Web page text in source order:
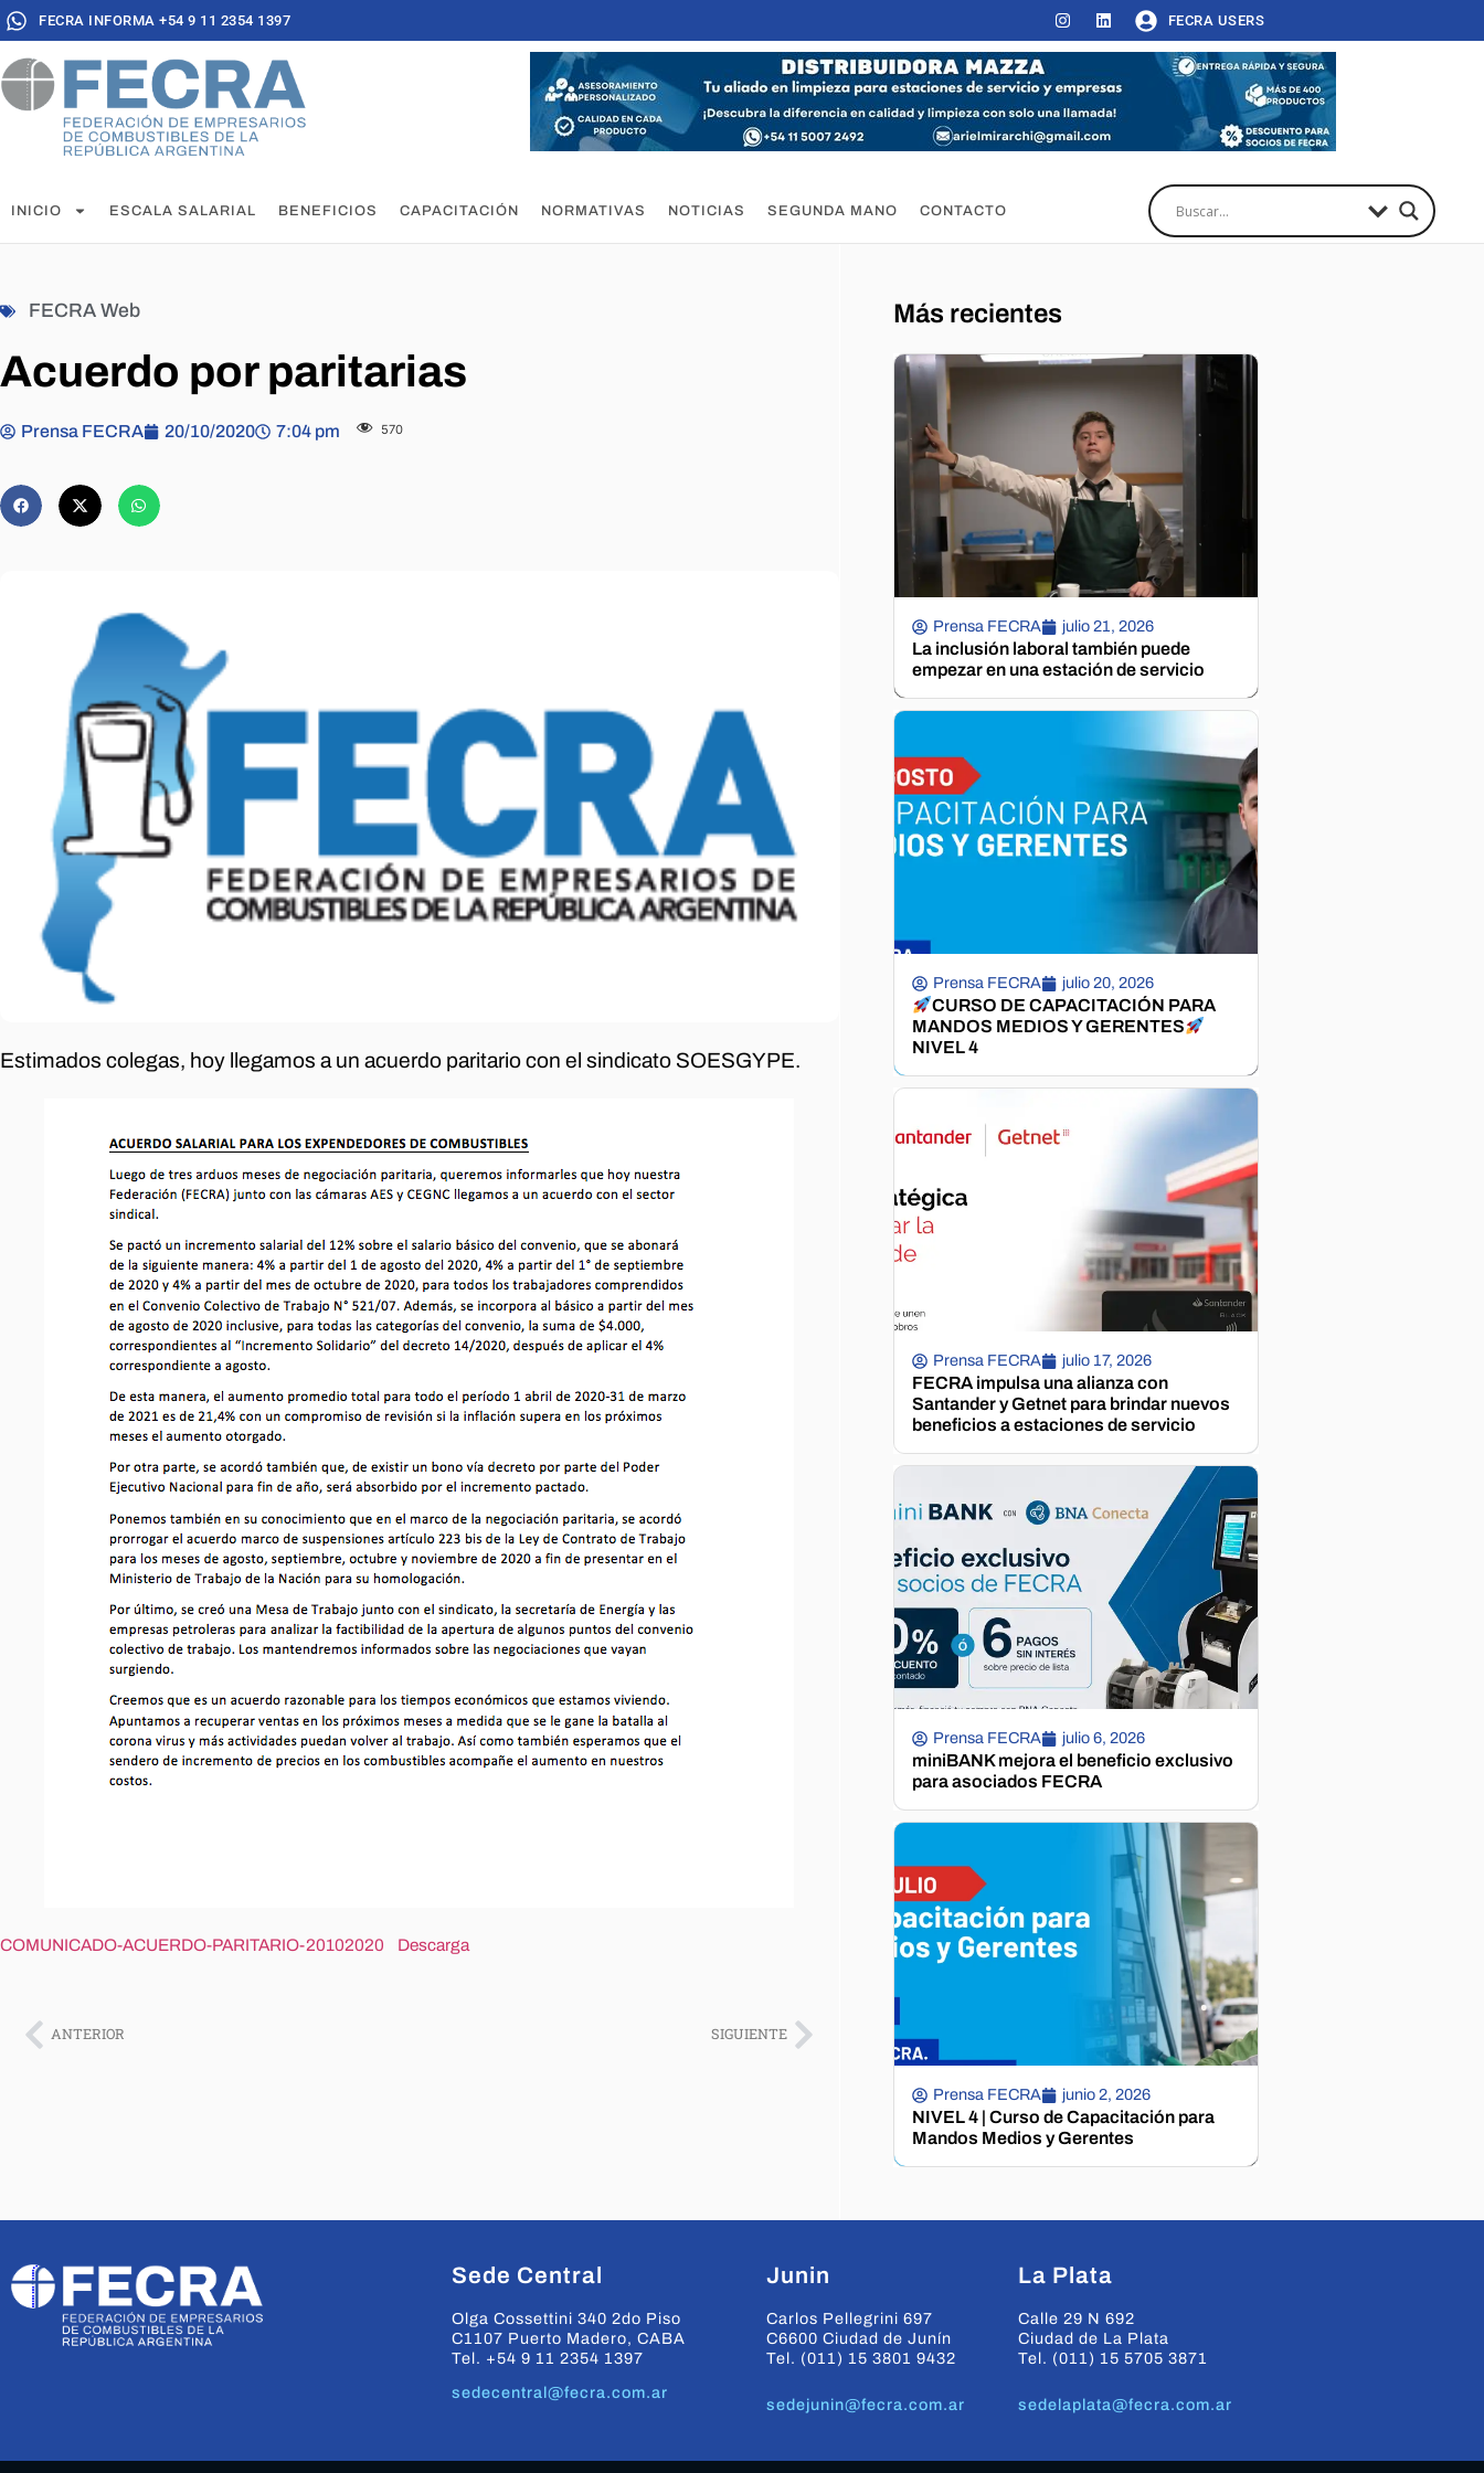
FECRA INFORMA +54 9 11 2354 1397 FECRA USERS
INICIO ESCALA SALARIAL BENEFICIOS CAPACITACIÓN NORMATIVAS NOTICIAS SEGUNDA MANO CONTACTO
FECRA Web
Acuerdo por paritarias
Prensa FECRA 20/10/2020 7:04 pm 570
Estimados colegas, hoy llegamos a un acuerdo paritario con el sindicato SOESGYPE.
COMUNICADO-ACUERDO-PARITARIO-20102020 Descarga
ANTERIOR SIGUIENTE
Más recientes
Prensa FECRA julio 21, 2026
La inclusión laboral también puede
empezar en una estación de servicio
Prensa FECRA julio 20, 2026
CURSO DE CAPACITACIÓN PARA
MANDOS MEDIOS Y GERENTES
NIVEL 4
Prensa FECRA julio 17, 2026
FECRA impulsa una alianza con
Santander y Getnet para brindar nuevos
beneficios a estaciones de servicio
Prensa FECRA julio 6, 2026
miniBANK mejora el beneficio exclusivo
para asociados FECRA
Prensa FECRA junio 2, 2026
NIVEL 4 | Curso de Capacitación para
Mandos Medios y Gerentes
Sede Central
Olga Cossettini 340 2do Piso
C1107 Puerto Madero, CABA
Tel. +54 9 11 2354 1397
sedecentral@fecra.com.ar
Junin
Carlos Pellegrini 697
C6600 Ciudad de Junín
Tel. (011) 15 3801 9432
sedejunin@fecra.com.ar
La Plata
Calle 29 N 692
Ciudad de La Plata
Tel. (011) 15 5705 3871
sedelaplata@fecra.com.ar